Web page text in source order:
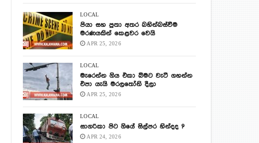
LOCAL
පියා සහ පුතා අතර බහින්බස්වීම
මරණයකින් කෙළවර වෙයි
APR 25, 2026
LOCAL
මැරෙන්න ගිය එකා බිමට වැටී ගහන්න
එපා යැයි මරලතෝනි දීලා
APR 25, 2026
LOCAL
සාගරිකා පිට ගියේ සිල්පර හින්දද ?
APR 24, 2026